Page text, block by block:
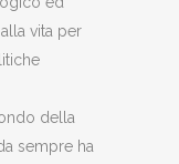
vita per
della
sempre ha